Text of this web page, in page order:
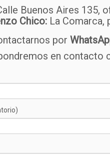
Buenos Aires 135,
Chico: La Comarca,
por
en contacto